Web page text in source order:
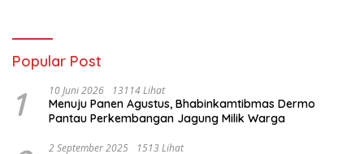
Membatalkan Hak Warga.
Popular Post
1 10 Juni 2026 13114 Lihat
Menuju Panen Agustus, Bhabinkamtibmas Dermo
Pantau Perkembangan Jagung Milik Warga
2 September 2025 1513 Lihat